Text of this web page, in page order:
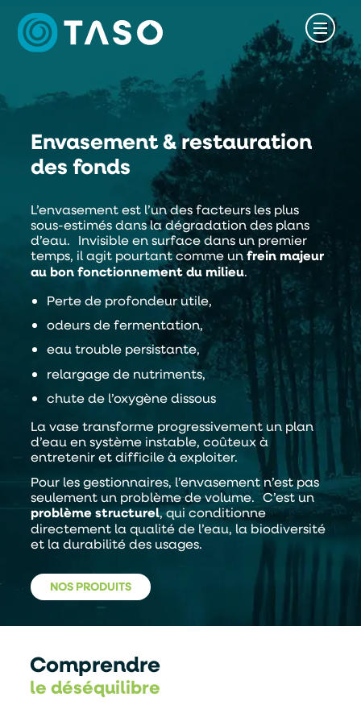
Envasement & restauration
des fonds
L’envasement est l’un des facteurs les plus
sous-estimés dans la dégradation des plans
d’eau. Invisible en surface dans un premier
temps, il agit pourtant comme unfrein majeur
au bon fonctionnement du milieu.
Perte de profondeur utile,
odeurs de fermentation,
eau trouble persistante,
relargage de nutriments,
chute de l’oxygène dissous
La vase transforme progressivement un plan
d’eau en système instable, coûteux à
entretenir et difficile à exploiter.
Pour les gestionnaires, l’envasement n’est pas
seulement un problème de volume. C’est un
problème structurel, qui conditionne
directement la qualité de l’eau, la biodiversité
et la durabilité des usages.
NOS PRODUITS
Comprendre
le déséquilibre